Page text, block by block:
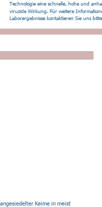
Keime in meist
Technologie eine schnelle, hohe und
viruzide Wirkung. Für weitere
Laborergebnisse kontaktieren Sie uns